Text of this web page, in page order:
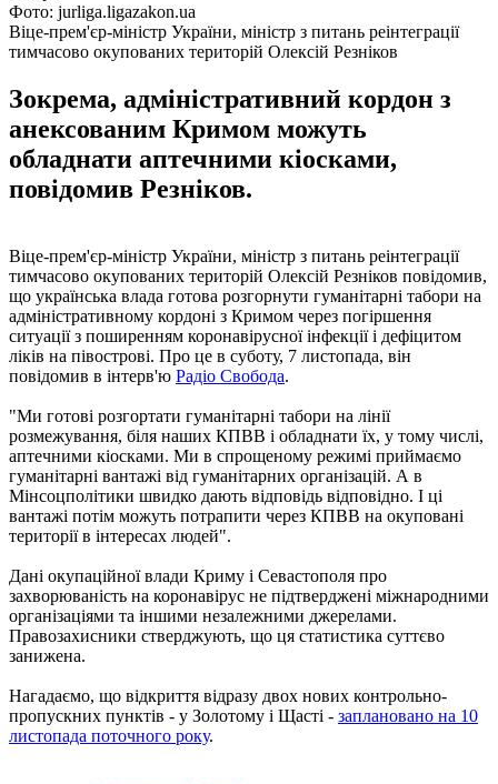
Фото: jurliga.ligazakon.ua
Віце-прем'єр-міністр України, міністр з питань реінтеграції
тимчасово окупованих територій Олексій Резніков
Зокрема, адміністративний кордон з
анексованим Кримом можуть
обладнати аптечними кіосками,
повідомив Резніков.
Віце-прем'єр-міністр України, міністр з питань реінтеграції
тимчасово окупованих територій Олексій Резніков повідомив,
що українська влада готова розгорнути гуманітарні табори на
адміністративному кордоні з Кримом через погіршення
ситуації з поширенням коронавірусної інфекції і дефіцитом
ліків на півострові. Про це в суботу, 7 листопада, він
повідомив в інтерв'ю Радіо Свобода.
"Ми готові розгортати гуманітарні табори на лінії
розмежування, біля наших КПВВ і обладнати їх, у тому числі,
аптечними кіосками. Ми в спрощеному режимі приймаємо
гуманітарні вантажі від гуманітарних організацій. А в
Мінсоцполітики швидко дають відповідь відповідно. І ці
вантажі потім можуть потрапити через КПВВ на окуповані
території в інтересах людей".
Дані окупаційної влади Криму і Севастополя про
захворюваність на коронавірус не підтверджені міжнародними
організаціями та іншими незалежними джерелами.
Правозахисники стверджують, що ця статистика суттєво
занижена.
Нагадаємо, що відкриття відразу двох нових контрольно-
пропускних пунктів - у Золотому і Щасті - заплановано на 10
листопада поточного року.